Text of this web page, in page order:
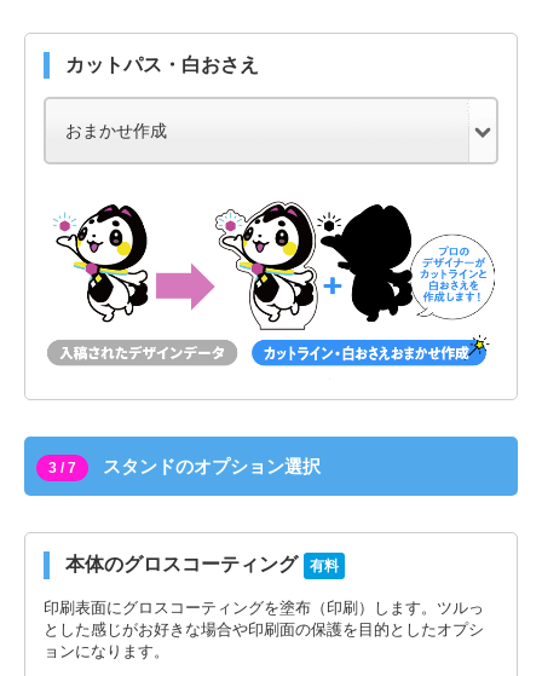
カットパス・白おさえ
3 / 7 スタンドのオプション選択
本体のグロスコーティング 有料
印刷表面にグロスコーティングを塗布（印刷）します。ツルっ
とした感じがお好きな場合や印刷面の保護を目的としたオプシ
ョンになります。